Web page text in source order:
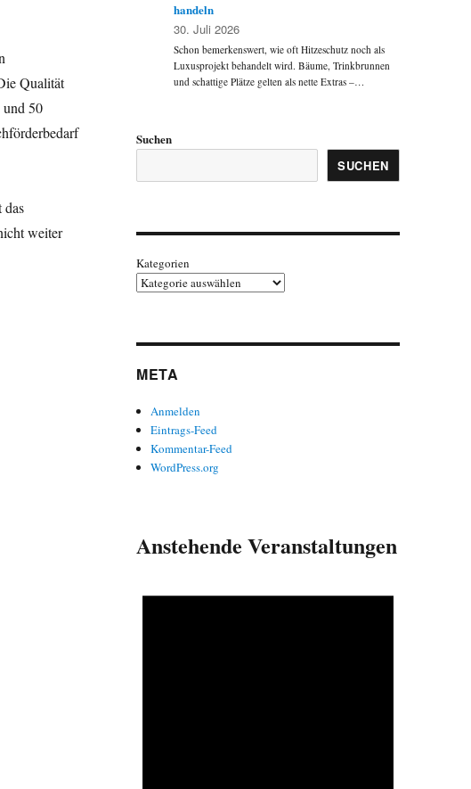
Qualität
50
das
weiter
Institut legt Bewertung vor“
handeln
30. Juli 2026
Schon bemerkenswert, wie oft Hitzeschutz noch als
Luxusprojekt behandelt wird. Bäume, Trinkbrunnen
und schattige Plätze gelten als nette Extras –…
Suchen
SUCHEN
Kategorien
META
Anmelden
Eintrags-Feed
Kommentar-Feed
WordPress.org
Anstehende Veranstaltungen